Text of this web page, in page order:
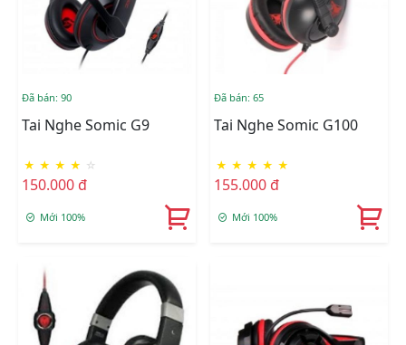
Đã bán: 90
Tai Nghe Somic G9
★ ★ ★ ★ ☆
150.000 đ
Mới 100%
Đã bán: 65
Tai Nghe Somic G100
★ ★ ★ ★ ★
155.000 đ
Mới 100%